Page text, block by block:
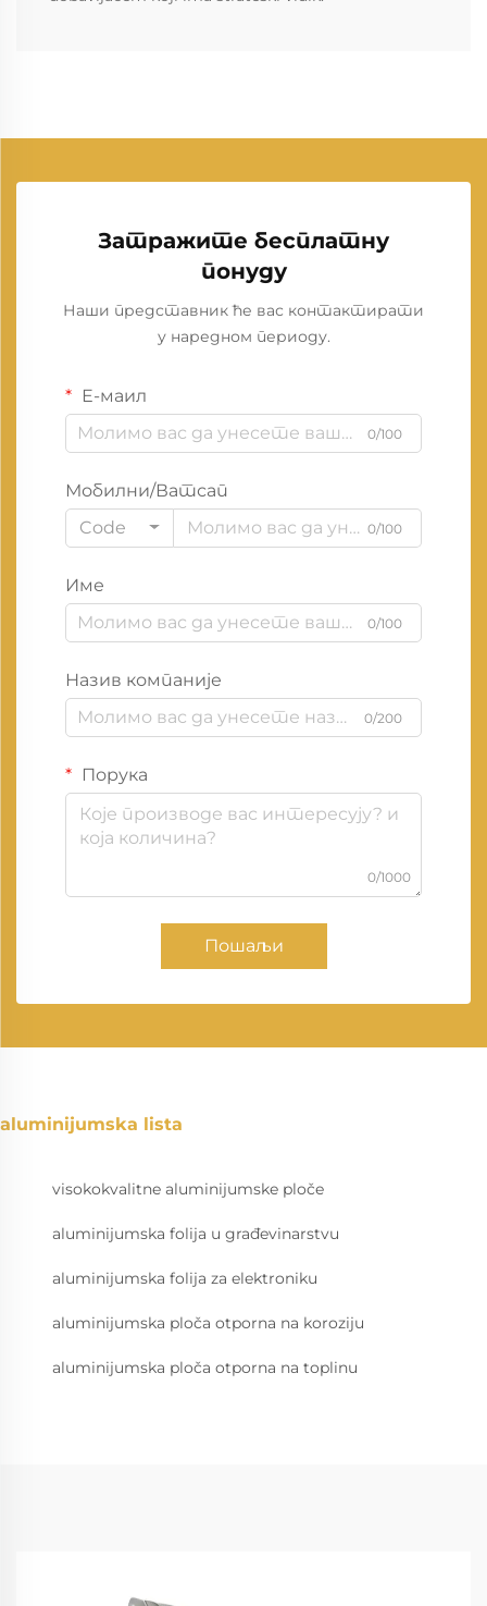
Затражите бесплатну
понуду
Наши представник ће вас контактирати
у наредном периоду.
Е-маил
0/100
Мобилни/Ватсап
Code
0/100
Име
0/100
Назив компаније
0/200
Порука
0/1000
Пошаљи
aluminijumska lista
visokokvalitne aluminijumske ploče
aluminijumska folija u građevinarstvu
aluminijumska folija za elektroniku
aluminijumska ploča otporna na koroziju
aluminijumska ploča otporna na toplinu